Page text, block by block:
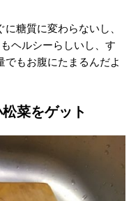
糖質に変わらないし、
ヘルシーらしいし、す
もお腹にたまるんだよ
菜をゲット